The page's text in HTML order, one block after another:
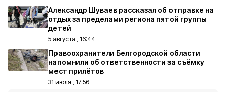
Александр Шуваев рассказал об отправке на
отдых за пределами региона пятой группы
детей
5 августа , 16:44
Правоохранители Белгородской области
напомнили об ответственности за съёмку
мест прилётов
31 июля , 17:56